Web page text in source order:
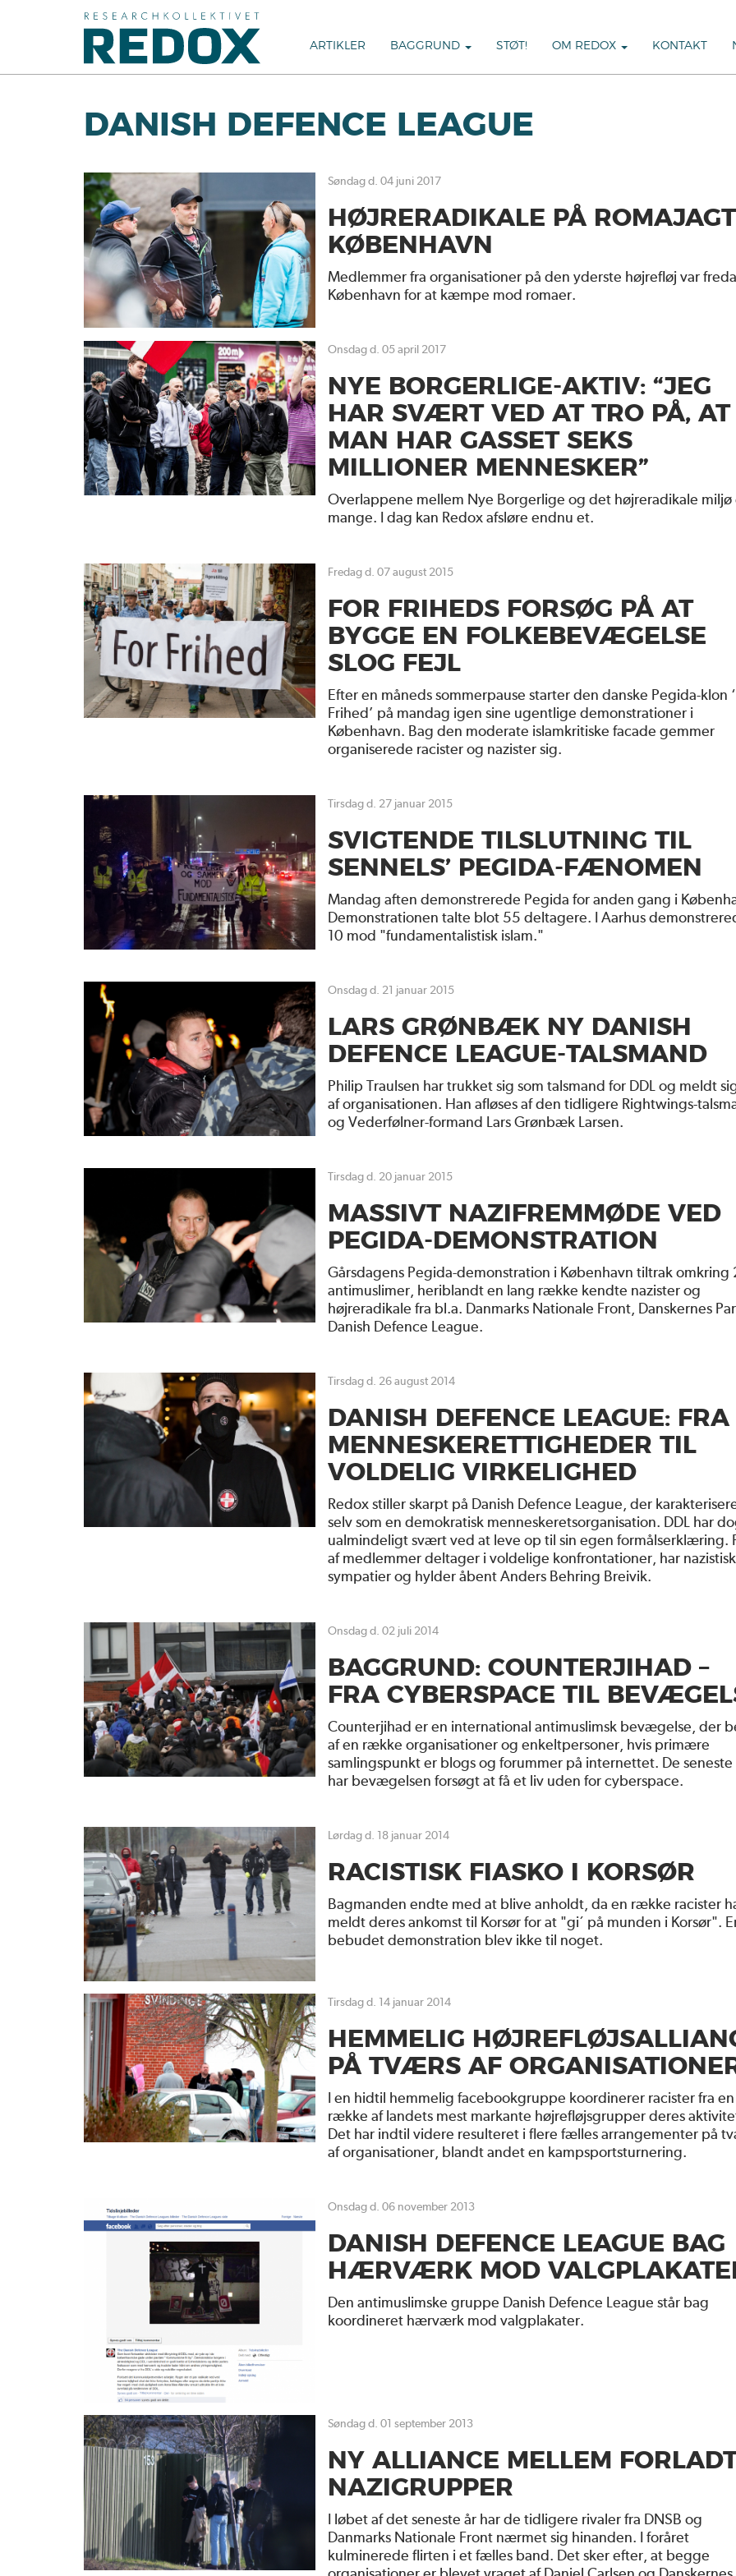
ARTIKLER BAGGRUND STØT! OM REDOX KONTAKT
DANISH DEFENCE LEAGUE
søndag d. 04 juni 2017
HØJRERADIKALE PÅ ROMAJAGT
KØBENHAVN
Medlemmer fra organisationer på den yderste højrefløj var
København for at kæmpe mod romaer.
onsdag d. 05 april 2017
NYE BORGERLIGE-AKTIV: “JEG
HAR SVÆRT VED AT TRO PÅ, AT
MAN HAR GASSET SEKS
MILLIONER MENNESKER”
Overlappene mellem Nye Borgerlige og det højreradikale miljø
mange. I dag kan Redox afsløre endnu et.
fredag d. 07 august 2015
FOR FRIHEDS FORSØG PÅ AT
BYGGE EN FOLKEBEVÆGELSE
SLOG FEJL
Efter en måneds sommerpause starter den danske Pegida-klon
Frihed’ på mandag igen sine ugentlige demonstrationer i
København. Bag den moderate islamkritiske facade gemmer
organiserede racister og nazister sig.
tirsdag d. 27 januar 2015
SVIGTENDE TILSLUTNING TIL
SENNELS’ PEGIDA-FÆNOMEN
Mandag aften demonstrerede Pegida for anden gang i
Demonstrationen talte blot 55 deltagere. I Aarhus
10 mod "fundamentalistisk islam."
onsdag d. 21 januar 2015
LARS GRØNBÆK NY DANISH
DEFENCE LEAGUE-TALSMAND
Philip Traulsen har trukket sig som talsmand for DDL og meldt
af organisationen. Han afløses af den tidligere Rightwings-
og Vederfølner-formand Lars Grønbæk Larsen.
tirsdag d. 20 januar 2015
MASSIVT NAZIFREMMØDE VED
PEGIDA-DEMONSTRATION
Gårsdagens Pegida-demonstration i København tiltrak omkring
antimuslimer, heriblandt en lang række kendte nazister og
højreradikale fra bl.a. Danmarks Nationale Front, Danskernes
Danish Defence League.
tirsdag d. 26 august 2014
DANISH DEFENCE LEAGUE: FRA
MENNESKERETTIGHEDER TIL
VOLDELIG VIRKELIGHED
Redox stiller skarpt på Danish Defence League, der
selv som en demokratisk menneskeretsorganisation. DDL har
ualmindeligt svært ved at leve op til sin egen formålserklæring.
af medlemmer deltager i voldelige konfrontationer, har
sympatier og hylder åbent Anders Behring Breivik.
onsdag d. 02 juli 2014
BAGGRUND: COUNTERJIHAD –
FRA CYBERSPACE TIL
Counterjihad er en international antimuslimsk bevægelse, der
af en række organisationer og enkeltpersoner, hvis primære
samlingspunkt er blogs og forummer på internettet. De seneste
har bevægelsen forsøgt at få et liv uden for cyberspace.
lørdag d. 18 januar 2014
RACISTISK FIASKO I KORSØR
Bagmanden endte med at blive anholdt, da en række racister
meldt deres ankomst til Korsør for at "gi´ på munden i Korsør".
bebudet demonstration blev ikke til noget.
tirsdag d. 14 januar 2014
HEMMELIG
PÅ TVÆRS AF
I en hidtil hemmelig facebookgruppe koordinerer racister fra en
række af landets mest markante højrefløjsgrupper deres
Det har indtil videre resulteret i flere fælles arrangementer på
af organisationer, blandt andet en kampsportsturnering.
onsdag d. 06 november 2013
DANISH DEFENCE LEAGUE BAG
HÆRVÆRK MOD
Den antimuslimske gruppe Danish Defence League står bag
koordineret hærværk mod valgplakater.
søndag d. 01 september 2013
NY ALLIANCE MELLEM
NAZIGRUPPER
I løbet af det seneste år har de tidligere rivaler fra DNSB og
Danmarks Nationale Front nærmet sig hinanden. I foråret
kulminerede flirten i et fælles band. Det sker efter, at begge